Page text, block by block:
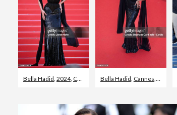
Bella Hadid 2024, Cannes Bella Hadid Cannes